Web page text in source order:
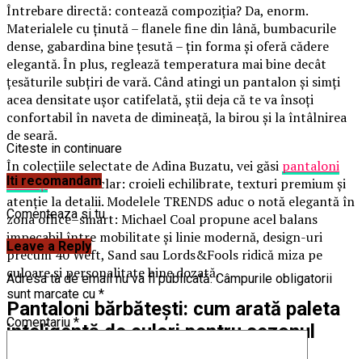
Întrebare directă: contează compoziția? Da, enorm.
Materialele cu ținută – flanele fine din lână, bumbacurile
dense, gabardina bine țesută – țin forma și oferă cădere
elegantă. În plus, reglează temperatura mai bine decât
țesăturile subțiri de vară. Când atingi un pantalon și simți
acea densitate ușor catifelată, știi deja că te va însoți
confortabil în naveta de dimineață, la birou și la întâlnirea
de seară.
În colecțiile selectate de Adina Buzatu, vei găsi pantaloni
bărbațicu ADN clar: croieli echilibrate, texturi premium și
atenție la detalii. Modelele TRENDS aduc o notă elegantă în
zona office–smart: Michael Coal propune acel balans
impecabil între mobilitate și linie modernă, design-uri
precum 40 Weft, Sand sau Lords&Fools ridică miza pe
culoare și personalitate bine dozată.
Pantaloni bărbătești: cum arată paleta
inteligentă de culori pentru sezonul
Citeste in continuare
Iti recomandam
Comenteaza si tu
Leave a Reply
Adresa ta de email nu va fi publicată. Câmpurile obligatorii
sunt marcate cu *
Comentariu *